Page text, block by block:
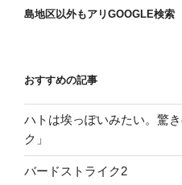
島地区以外もアリGOOGLE検索
おすすめの記事
ハトは埃っぽいみたい。驚
ク」
バードストライク2